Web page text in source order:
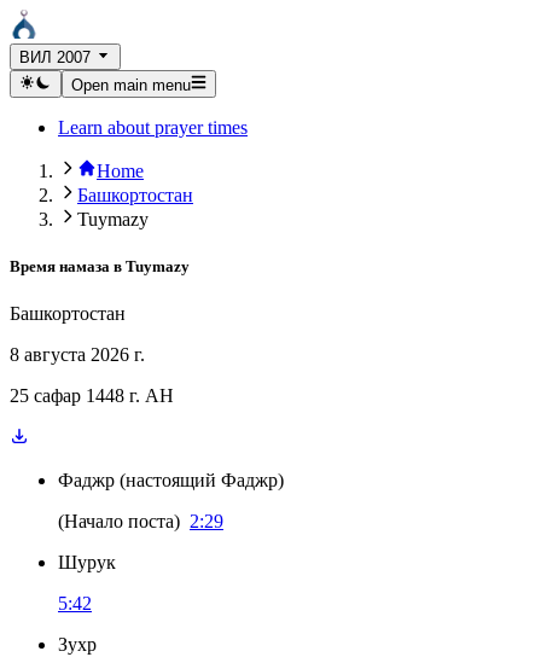
ВИЛ 2007
Open main menu
Learn about prayer times
Home
Башкортостан
Tuymazy
Время намаза в Tuymazy
Башкортостан
8 августа 2026 г.
25 сафар 1448 г. AH
Фаджр (настоящий Фаджр)
(Начало поста) 2:29
Шурук
5:42
Зухр